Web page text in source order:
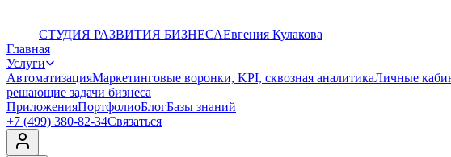
СТУДИЯ РАЗВИТИЯ БИЗНЕСАЕвгения Кулакова
Главная
Услуги
АвтоматизацияМаркетинговые воронки, KPI, сквозная аналитикаЛичные
решающие задачи бизнеса
ПриложенияПортфолиоБлогБазы знаний
+7 (499) 380-82-34Связаться